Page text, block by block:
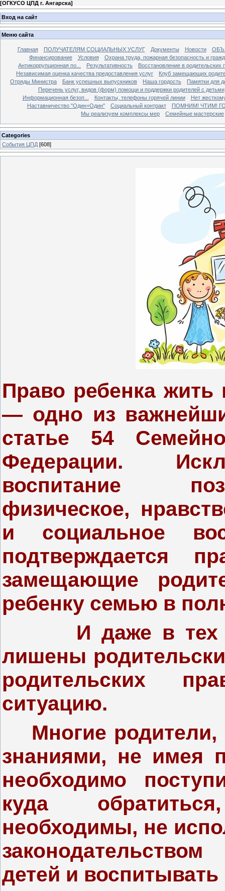
[ОГКУСО ЦПД г. Ангарска]
Вход на сайт
Меню сайта
Главная ПОЛУЧАТЕЛЯМ СОЦИАЛЬНЫХ УСЛУГ Документы Новости
Финансирование
Условия
Охрана труда, пожарная безопасность и
Антикоррупционная по...
Результативность
Восстановление в родительских
Независимая оценка качества предоставления услуг
Клуб замещающих
Отряды Министра
Банк успешных выпускников Наша гордость
Памятки для
Перечень услуг, видов (форм) помощи и поддержки родителей с детьми
Информационная безоп...
Контакты, телефоны горячей линии
Нет
Наставничество "Один+Один"
Социальный контракт
ПОМНИМ! ЧТИМ!
Мы реализуем комплексы мер
Семейные мастерские
Categories
События ЦПД [608]
Право ребенка жить
— одно из
статье 54
Федерации.
воспитание
физическое,
и социальное
подтверждается
замещающие
ребенку семью в
И даже в тех
лишены
родительских
ситуацию.
Многие родители,
знаниями, не имея
необходимо
куда
необходимы, не
детей и